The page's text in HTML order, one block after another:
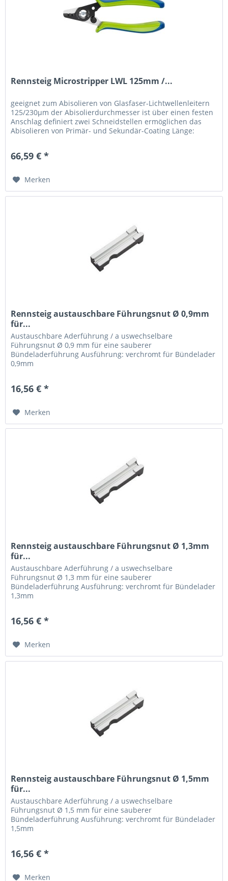
Rennsteig Microstripper LWL 125mm /...
geeignet zum Abisolieren von Glasfaser-Lichtwellenleitern
125/230μm der Abisolierdurchmesser ist über einen festen
Anschlag definiert zwei Schneidstellen ermöglichen das
Abisolieren von Primär- und Sekundär-Coating Länge:
66,59 € *
Merken
Rennsteig austauschbare Führungsnut Ø 0,9mm
für...
Austauschbare Aderführung / a uswechselbare
Führungsnut Ø 0,9 mm für eine sauberer
Bündeladerführung Ausführung: verchromt für Bündelader
0,9mm
16,56 € *
Merken
Rennsteig austauschbare Führungsnut Ø 1,3mm
für...
Austauschbare Aderführung / a uswechselbare
Führungsnut Ø 1,3 mm für eine sauberer
Bündeladerführung Ausführung: verchromt für Bündelader
1,3mm
16,56 € *
Merken
Rennsteig austauschbare Führungsnut Ø 1,5mm
für...
Austauschbare Aderführung / a uswechselbare
Führungsnut Ø 1,5 mm für eine sauberer
Bündeladerführung Ausführung: verchromt für Bündelader
1,5mm
16,56 € *
Merken